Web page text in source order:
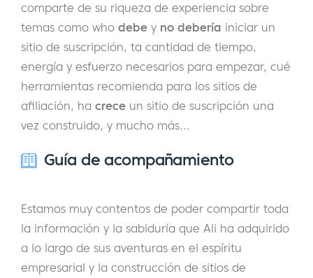
comparte de su riqueza de experiencia sobre
temas como who debe y no debería iniciar un
sitio de suscripción, ta cantidad de tiempo,
energía y esfuerzo necesarios para empezar, cué
herramientas recomienda para los sitios de
afiliación, ha crece un sitio de suscripción una
vez construido, y mucho más...
Guía de acompañamiento
Estamos muy contentos de poder compartir toda
la información y la sabiduría que Ali ha adquirido
a lo largo de sus aventuras en el espíritu
empresarial y la construcción de sitios de